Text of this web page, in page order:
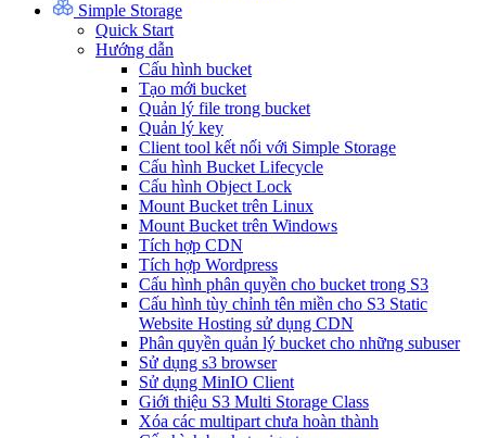
Simple Storage
Quick Start
Hướng dẫn
Cấu hình bucket
Tạo mới bucket
Quản lý file trong bucket
Quản lý key
Client tool kết nối với Simple Storage
Cấu hình Bucket Lifecycle
Cấu hình Object Lock
Mount Bucket trên Linux
Mount Bucket trên Windows
Tích hợp CDN
Tích hợp Wordpress
Cấu hình phân quyền cho bucket trong S3
Cấu hình tùy chỉnh tên miền cho S3 Static
Website Hosting sử dụng CDN
Phân quyền quản lý bucket cho những subuser
Sử dụng s3 browser
Sử dụng MinIO Client
Giới thiệu S3 Multi Storage Class
Xóa các multipart chưa hoàn thành